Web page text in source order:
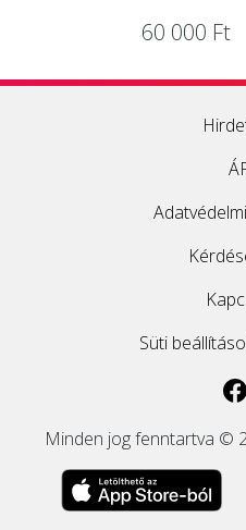
60 000 Ft
Süti
Minden jog fenntartva ©